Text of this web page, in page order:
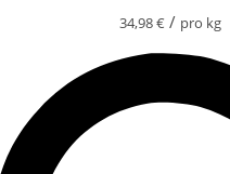
34,98€ / pro kg